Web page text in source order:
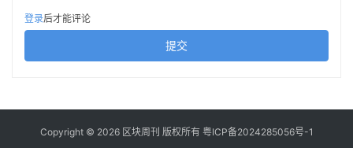
杠杆激增： 相比之下，
增长 36.3%，于 12 月创下 1.23 万亿美元 的历史新高；投
登录后才能评论
提交
Copyright © 2026 区块周刊 版权所有 粤ICP备2024285056号-1